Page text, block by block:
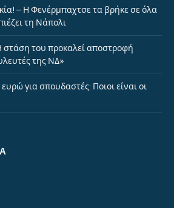
– Η Φενέρμπαχτσε τα βρήκε σε όλα
τη Νάπολι
στάση του προκαλεί αποστροφή
της ΝΔ»
για σπουδαστές: Ποιοι είναι οι